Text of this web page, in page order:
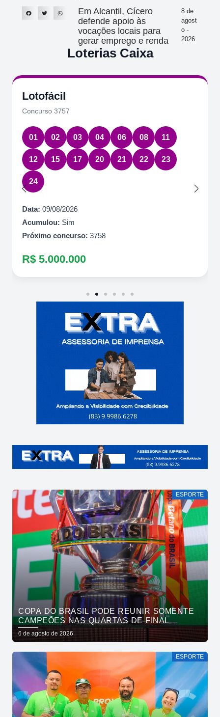
Em Alcantil, Cícero
defende apoio às
vocações locais para
gerar emprego e renda
8 de
agost
o -
2026
Loterias Caixa
Lotofácil
Concurso 3757
01 02 03 04 06 08 11
12 15 17 20 21 22 23
24
Data: 09/08/2026
Acumulou: Sim
Próximo concurso: 3758
R$ 5.000.000
ESPORTE
COPA DO BRASIL PODE REUNIR SOMENTE
CAMPEÕES NAS QUARTAS DE FINAL
6 de agosto de 2026
ESPORTE